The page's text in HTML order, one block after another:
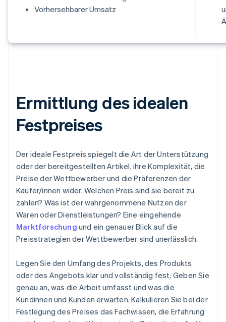
Vorhersehbarer Umsatz
Ermittlung des idealen
Festpreises
Der ideale Festpreis spiegelt die Art der Unterstützung
oder der bereitgestellten Artikel, ihre Komplexität, die
Preise der Wettbewerber und die Präferenzen der
Käufer/innen wider. Welchen Preis sind sie bereit zu
zahlen? Was ist der wahrgenommene Nutzen der
Waren oder Dienstleistungen? Eine eingehende
Marktforschung und ein genauer Blick auf die
Preisstrategien der Wettbewerber sind unerlässlich.
Legen Sie den Umfang des Projekts, des Produkts
oder des Angebots klar und vollständig fest: Geben Sie
genau an, was die Arbeit umfasst und was die
Kundinnen und Kunden erwarten. Kalkulieren Sie bei der
Festlegung des Preises das Fachwissen, die Erfahrung